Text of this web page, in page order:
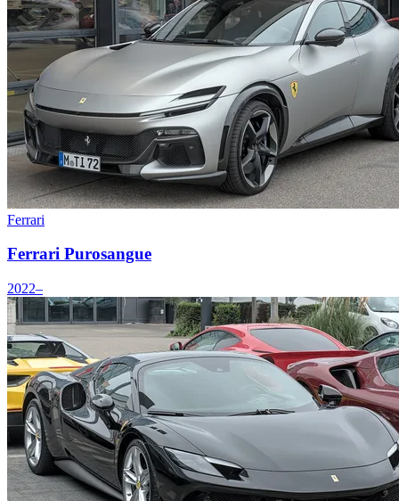
Ferrari
Ferrari Purosangue
2022–